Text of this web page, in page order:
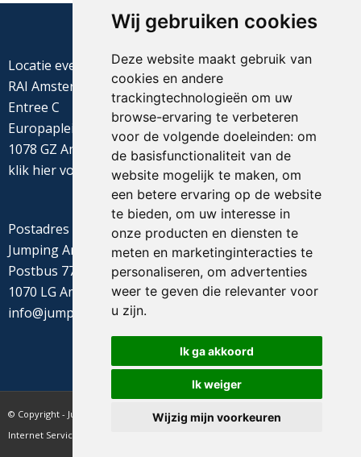
Wij gebruiken cookies
Deze website maakt gebruik van
cookies en andere
trackingtechnologieën om uw
browse-ervaring te verbeteren
voor de volgende doeleinden: om
de basisfunctionaliteit van de
website mogelijk te maken, om
een betere ervaring op de website
te bieden, om uw interesse in
onze producten en diensten te
meten en marketinginteracties te
personaliseren, om advertenties
weer te geven die relevanter voor
u zijn.
Ik ga akkoord
Ik weiger
Wijzig mijn voorkeuren
Locatie evenement
RAI Amsterdam
Entree C
Europaplein 22
1078 GZ Amsterdam
klik hiervoor de routebeschrijving
Postadres
Jumping Amsterdam
Postbus 77655
1070 LG Amsterdam
info@jumpingamsterdam.nl
© Copyright - Jumping Amsterdam - website realisatie CyberNed
Internet Services